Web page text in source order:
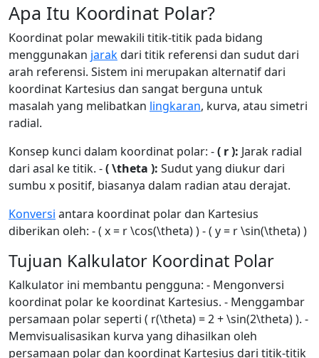
Apa Itu Koordinat Polar?
Koordinat polar mewakili titik-titik pada bidang
menggunakan jarakdari titik referensi dan sudut dari
arah referensi. Sistem ini merupakan alternatif dari
koordinat Kartesius dan sangat berguna untuk
masalah yang melibatkan lingkaran, kurva, atau simetri
radial.
Konsep kunci dalam koordinat polar: -( r ): Jarak radial
dari asal ke titik. -( \theta ): Sudut yang diukur dari
sumbu x positif, biasanya dalam radian atau derajat.
Konversi antara koordinat polar dan Kartesius
diberikan oleh: - ( x = r \cos(\theta) ) - ( y = r \sin(\theta) )
Tujuan Kalkulator Koordinat Polar
Kalkulator ini membantu pengguna: - Mengonversi
koordinat polar ke koordinat Kartesius. - Menggambar
persamaan polar seperti ( r(\theta) = 2 + \sin(2\theta) ). -
Memvisualisasikan kurva yang dihasilkan oleh
persamaan polar dan koordinat Kartesius dari titik-titik